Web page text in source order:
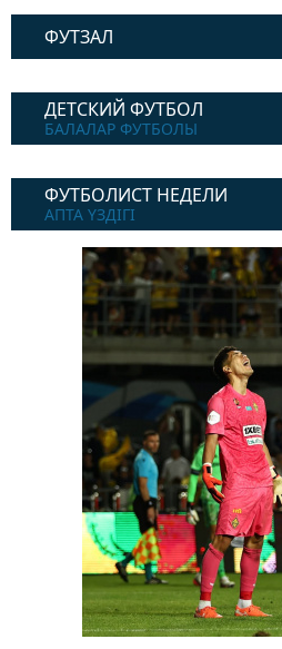
ФУТЗАЛ
ДЕТСКИЙ ФУТБОЛ
БАЛАЛАР ФУТБОЛЫ
ФУТБОЛИСТ НЕДЕЛИ
АПТА ҮЗДІГІ